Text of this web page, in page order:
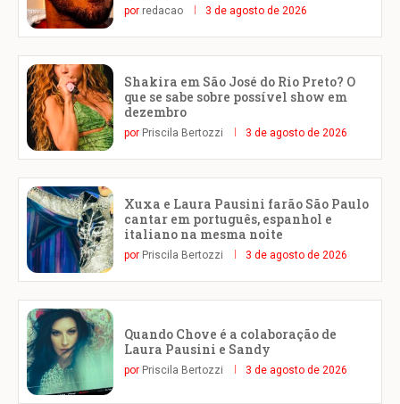
por redacao 3 de agosto de 2026
Shakira em São José do Rio Preto? O
que se sabe sobre possível show em
dezembro
por Priscila Bertozzi 3 de agosto de 2026
Xuxa e Laura Pausini farão São Paulo
cantar em português, espanhol e
italiano na mesma noite
por Priscila Bertozzi 3 de agosto de 2026
Quando Chove é a colaboração de
Laura Pausini e Sandy
por Priscila Bertozzi 3 de agosto de 2026